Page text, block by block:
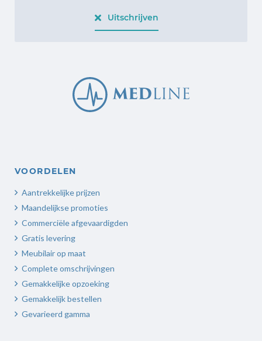
Uitschrijven
VOORDELEN
Aantrekkelijke prijzen
Maandelijkse promoties
Commerciële afgevaardigden
Gratis levering
Meubilair op maat
Complete omschrijvingen
Gemakkelijke opzoeking
Gemakkelijk bestellen
Gevarieerd gamma